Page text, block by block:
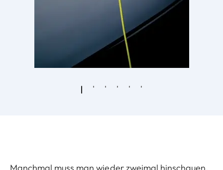
Manchmal muss man wieder zweimal hinschauen,